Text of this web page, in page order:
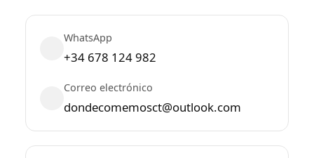
WhatsApp
+34 678 124 982
Correo electrónico
dondecomemosct@outlook.com